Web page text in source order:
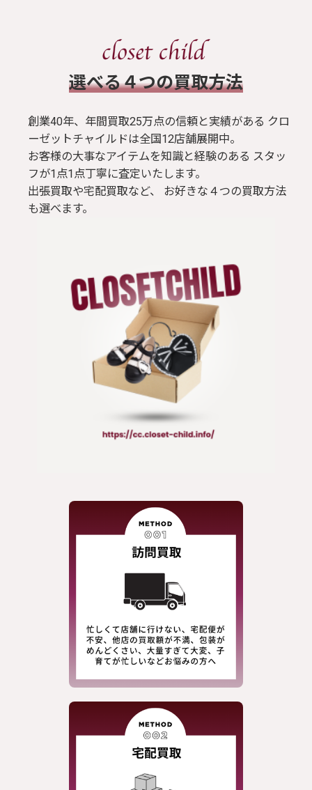
​選べる４つの買取方法
創業40年、年間買取25万点の信頼と実績がある クロ
ーゼットチャイルドは全国12店舗展開中。
お客様の大事なアイテムを知識と経験のある スタッ
フが1点1点丁寧に査定いたします。
出張買取や宅配買取など、 お好きな４つの買取方法
も選べます。